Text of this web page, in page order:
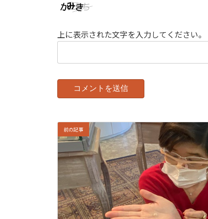
上に表示された文字を入力してください。
前の記事